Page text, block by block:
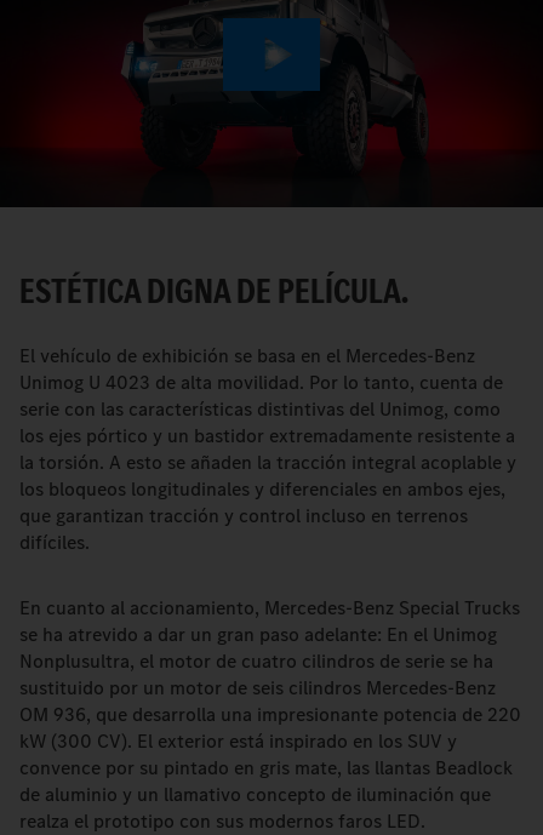
Play
Video
ESTÉTICA DIGNA DE PELÍCULA.
El vehículo de exhibición se basa en el Mercedes-Benz
Unimog U 4023 de alta movilidad. Por lo tanto, cuenta de
serie con las características distintivas del Unimog, como
los ejes pórtico y un bastidor extremadamente resistente a
la torsión. A esto se añaden la tracción integral acoplable y
los bloqueos longitudinales y diferenciales en ambos ejes,
que garantizan tracción y control incluso en terrenos
difíciles.
En cuanto al accionamiento, Mercedes-Benz Special Trucks
se ha atrevido a dar un gran paso adelante: En el Unimog
Nonplusultra, el motor de cuatro cilindros de serie se ha
sustituido por un motor de seis cilindros Mercedes-Benz
OM 936, que desarrolla una impresionante potencia de 220
kW (300 CV). El exterior está inspirado en los SUV y
convence por su pintado en gris mate, las llantas Beadlock
de aluminio y un llamativo concepto de iluminación que
realza el prototipo con sus modernos faros LED.